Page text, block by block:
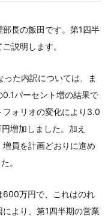
部長の飯田です。第1四半
説明します。
た内訳については、ま
パーセント増の結果で
フォリオの変化により3.0
増加しました。加え
員を計画どおりに進め
。
600万円で、これはのれ
より、第1四半期の営業